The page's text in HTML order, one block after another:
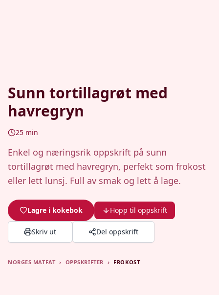
Sunn tortillagrøt med
havregryn
25 min
Enkel og næringsrik oppskrift på sunn
tortillagrøt med havregryn, perfekt som frokost
eller lett lunsj. Full av smak og lett å lage.
Lagre i kokebok Hopp til oppskrift
Skriv ut Del oppskrift
NORGES MATFAT › OPPSKRIFTER › FROKOST